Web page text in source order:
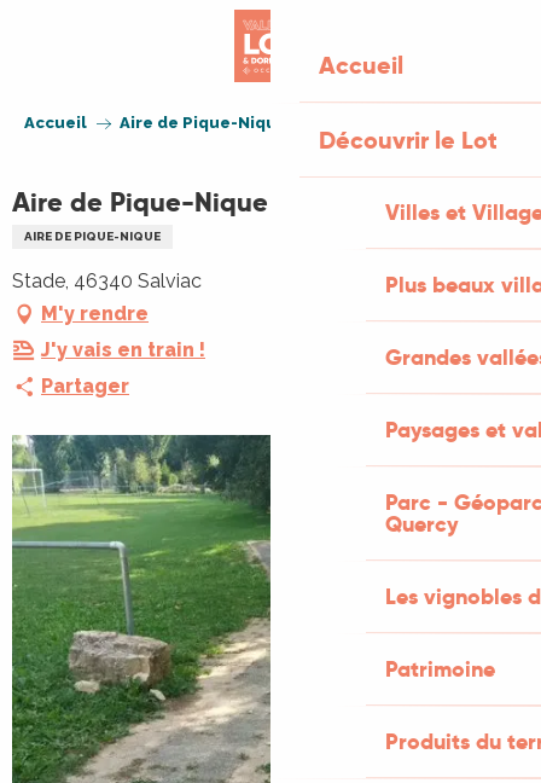
Accueil
Découvrir le Lot
Villes et
Plus beaux
Grandes
Paysages et
Parc -
Quercy
Les vignobles
Patrimoine
Produits du
Accueil Aire de Pique-Nique du Stade
Aire de Pique-Nique du Stade
AIRE DE PIQUE-NIQUE
Stade, 46340 Salviac
M'y rendre
J'y vais en train !
Partager